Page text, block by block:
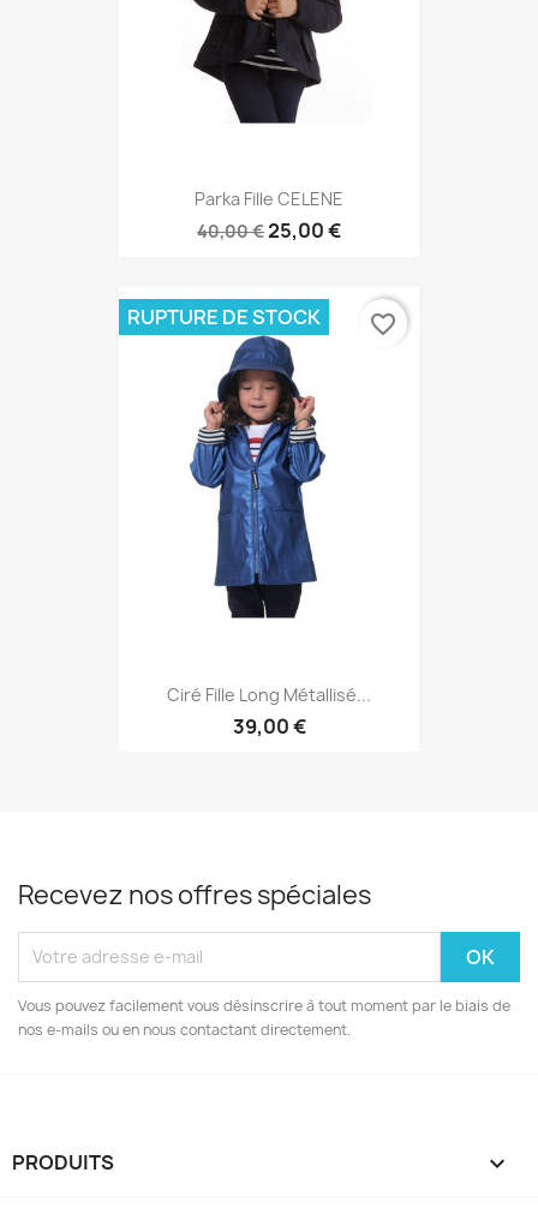
Parka Fille CELENE
40,00 €25,00 €
Ciré Fille Long Métallisé...
39,00 €
RUPTURE DE STOCK favorite_border
Recevez nos offres spéciales
Vous pouvez facilement vous désinscrire à tout moment par le biais de
nos e-mails ou en nous contactant directement.
PRODUITS 